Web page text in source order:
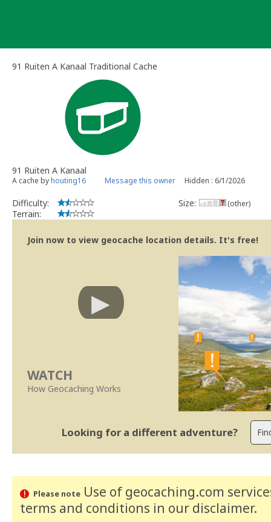
91 Ruiten A Kanaal Traditional Cache
91 Ruiten A Kanaal
A cache byhouting16 Message this owner Hidden : 6/1/2026
Difficulty:
Terrain:
Size: (other)
Join now to view geocache location details. It's free!
WATCH
How Geocaching Works
Looking for a different adventure?
Please noteUse of geocaching.com
terms and conditions in our disclaimer.